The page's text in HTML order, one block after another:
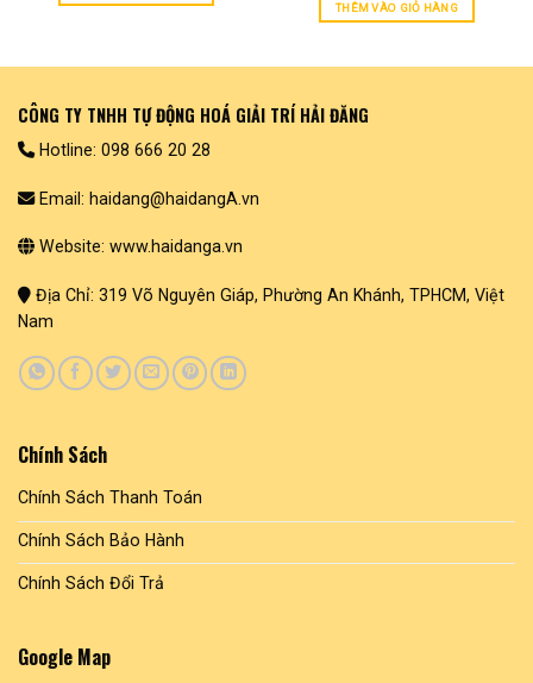
THÊM VÀO GIỎ HÀNG
CÔNG TY TNHH TỰ ĐỘNG HOÁ GIẢI TRÍ HẢI ĐĂNG
Hotline: 098 666 20 28
Email: haidang@haidangA.vn
Website: www.haidanga.vn
Địa Chỉ: 319 Võ Nguyên Giáp, Phường An Khánh, TPHCM, Việt
Nam
Chính Sách
Chính Sách Thanh Toán
Chính Sách Bảo Hành
Chính Sách Đổi Trả
Google Map